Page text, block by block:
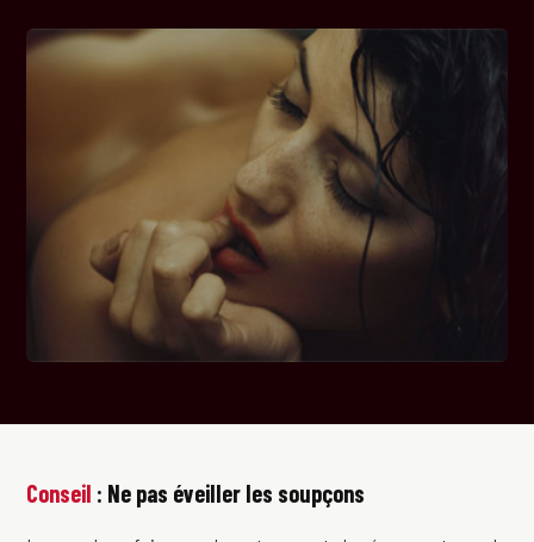
Conseil : Ne pas éveiller les soupçons